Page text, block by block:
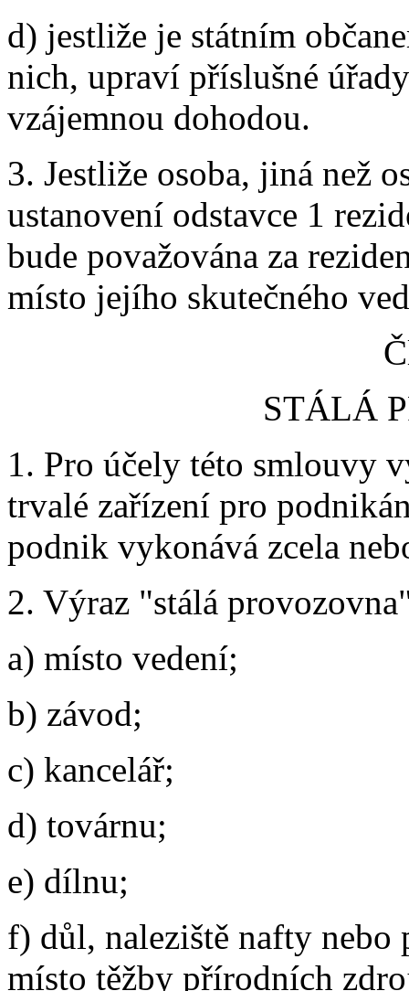
d) jestliže je státním
nich, upraví příslušné
vzájemnou dohodou.
3. Jestliže osoba, jiná než
ustanovení odstavce 1
bude považována za
místo jejího skutečného
STÁLÁ
1. Pro účely této smlouvy
trvalé zařízení pro
podnik vykonává zcela
2. Výraz "stálá
a) místo vedení;
b) závod;
c) kancelář;
d) továrnu;
e) dílnu;
f) důl, naleziště nafty
místo těžby přírodních